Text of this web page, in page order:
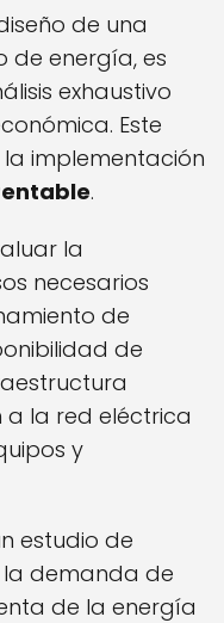
de una
energía, es
exhaustivo
Este
implementación
.
la
necesarios
de
de
a la red eléctrica
y
estudio de
demanda de
de la energía